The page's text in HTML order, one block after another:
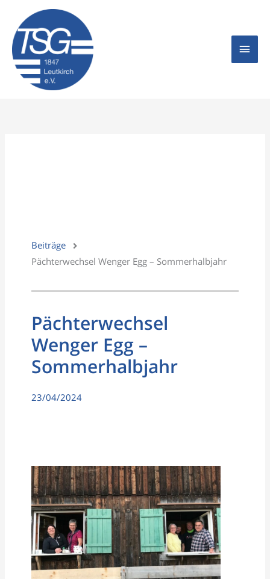
Inhalt
springen
Beiträge
Pächterwechsel Wenger Egg – Sommerhalbjahr
Pächterwechsel
Wenger Egg –
Sommerhalbjahr
23/04/2024